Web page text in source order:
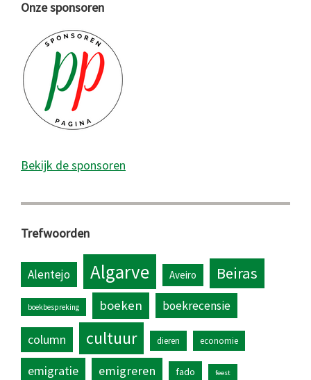
Onze sponsoren
Bekijk de sponsoren
Trefwoorden
Alentejo Algarve Aveiro Beiras
boekbespreking boeken boekrecensie
column cultuur dieren economie
emigratie emigreren fado feest